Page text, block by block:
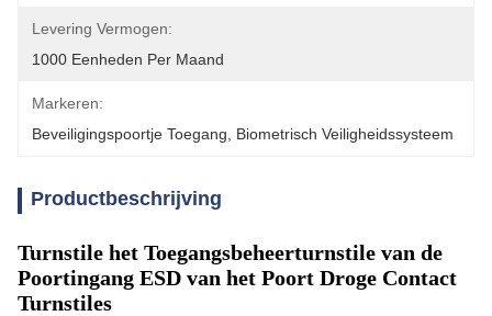
Levering Vermogen:
1000 Eenheden Per Maand
Markeren:
Beveiligingspoortje Toegang
Biometrisch Veiligheidssysteem
Productbeschrijving
Turnstile het Toegangsbeheerturnstile van de
Poortingang ESD van het Poort Droge Contact
Turnstiles